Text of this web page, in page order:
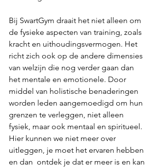
Bij SwartGym draait het niet alleen om
de fysieke aspecten van training, zoals
kracht en uithoudingsvermogen. Het
richt zich ook op de andere dimensies
van welzijn die nog verder gaan dan
het mentale en emotionele. Door
middel van holistische benaderingen
worden leden aangemoedigd om hun
grenzen te verleggen, niet alleen
fysiek, maar ook mentaal en spiritueel.
Hier kunnen we niet meer over
uitleggen, je moet het ervaren hebben
en dan  ontdek je dat er meer is en kan